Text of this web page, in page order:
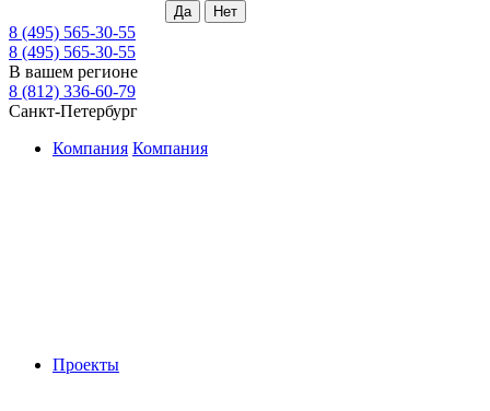
8 (495) 565-30-55
8 (495) 565-30-55
В вашем регионе
8 (812) 336-60-79
Санкт-Петербург
Компания Компания
Проекты